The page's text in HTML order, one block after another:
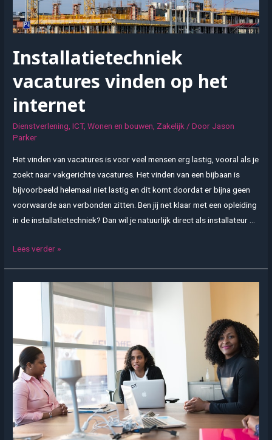
Installatietechniek
vacatures vinden op het
internet
Dienstverlening,ICT,Wonen en bouwen, Zakelijk/ Door Jason
Parker
Het vinden van vacatures is voor veel mensen erg lastig, vooral als je
zoekt naar vakgerichte vacatures. Het vinden van een bijbaan is
bijvoorbeeld helemaal niet lastig en dit komt doordat er bijna geen
voorwaarde aan verbonden zitten. Ben jij net klaar met een opleiding
in de installatietechniek? Dan wil je natuurlijk direct als installateur …
Installatietechniek
Lees verder »